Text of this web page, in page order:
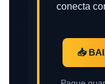
conecta
📥